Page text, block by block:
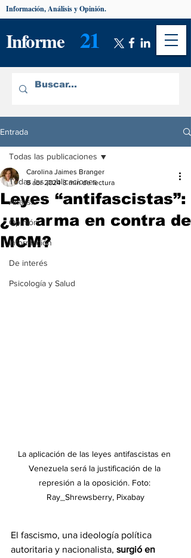
Informe 21
Información, Análisis y Opinión.
Entrada
Todas las publicaciones
Análisis
Opinión
Información
De interés
Psicología y Salud
Todas las publicaciones
Leyes “antifascistas”:
¿un arma en contra de
MCM?
Carolina Jaimes Branger
8 abr 2024 3 min de lectura
La aplicación de las leyes antifascistas en
Venezuela será la justificación de la
represión a la oposición. Foto:
Ray_Shrewsberry, Pixabay
El fascismo, una ideología política
autoritaria y nacionalista, surgió en